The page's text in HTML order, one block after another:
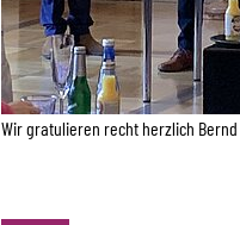
Wir gratulieren recht herzlich